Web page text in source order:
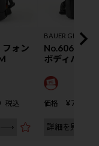
ォン
税込
BAUER GEHEN
No.60622：
ボディバッグ
価格 ¥7,150
詳細を見る